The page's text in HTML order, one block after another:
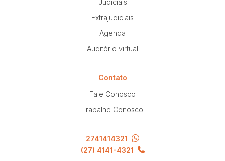
Judiciais
Extrajudiciais
Agenda
Auditório virtual
Contato
Fale Conosco
Trabalhe Conosco
2741414321
(27) 4141-4321